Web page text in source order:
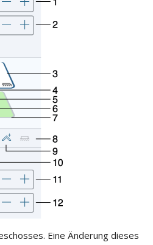
Eine Änderung dieses